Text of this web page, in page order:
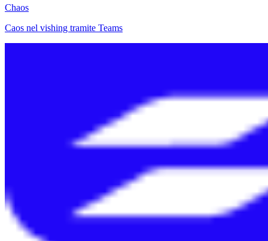
Chaos
Caos nel vishing tramite Teams